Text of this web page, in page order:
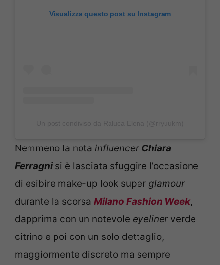
Visualizza questo post su Instagram
Nemmeno la nota influencer Chiara
Ferragni si è lasciata sfuggire l’occasione
di esibire make-up look super glamour
durante la scorsa Milano Fashion Week,
dapprima con un notevole eyelinerverde
citrino e poi con un solo dettaglio,
maggiormente discreto ma sempre